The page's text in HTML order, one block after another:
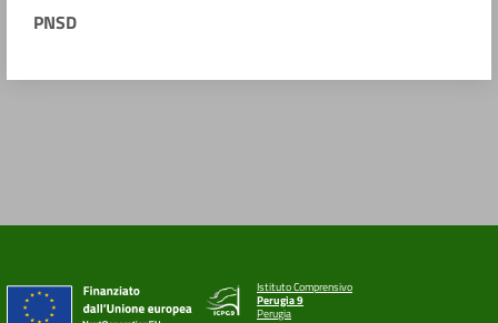
PNSD
Istituto Comprensivo
Perugia 9
Perugia